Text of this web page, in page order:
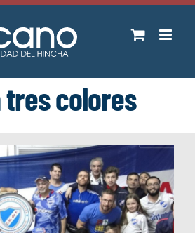
tres colores